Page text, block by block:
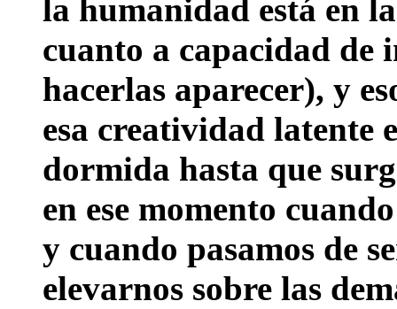
la humanidad está en
cuanto a capacidad de
hacerlas aparecer), y
esa creatividad latente
dormida hasta que
en ese momento
y cuando pasamos de
elevarnos sobre las